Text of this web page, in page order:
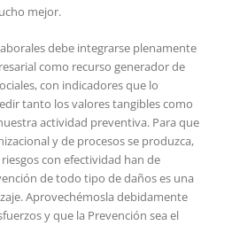
mejor.
debe integrarse plenamente
como recurso generador de
con indicadores que lo
tanto los valores tangibles como
actividad preventiva. Para que
y de procesos se produzca,
con efectividad han de
de todo tipo de daños es una
Aprovechémosla debidamente
y que la Prevención sea el